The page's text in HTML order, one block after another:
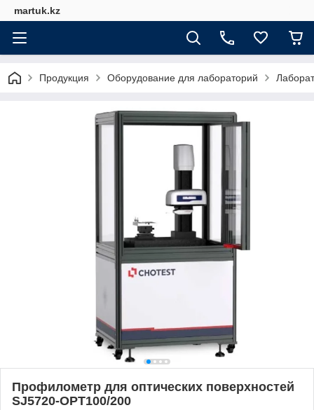
martuk.kz
Продукция Оборудование для лабораторий
Профилометр для оптических поверхностей
SJ5720-OPT100/200